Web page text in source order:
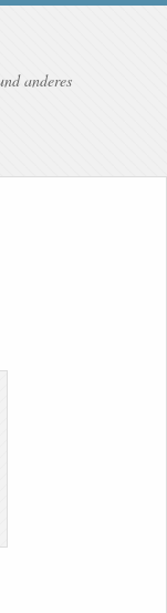
anderes